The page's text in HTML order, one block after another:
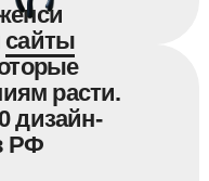
сайты
расти.
дизайн-
РФ